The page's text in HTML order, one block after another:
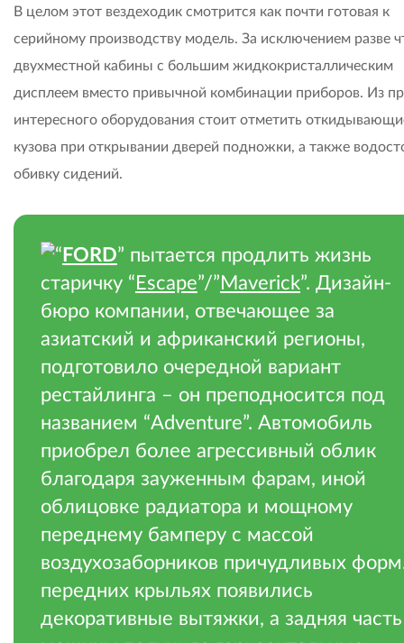
В целом этот вездеходик смотрится как почти готовая к
серийному производству модель. За исключением разве
двухместной кабины с большим жидкокристаллическим
дисплеем вместо привычной комбинации приборов. Из
интересного оборудования стоит отметить
кузова при открывании дверей подножки, а также
обивку сидений.
“ FORD” пытается продлить жизнь
старичку “Escape”/”Maverick”. Дизайн-
бюро компании, отвечающее за
азиатский и африканский регионы,
подготовило очередной вариант
рестайлинга – он преподносится под
названием “Adventure”. Автомобиль
приобрел более агрессивный облик
благодаря зауженным фарам, иной
облицовке радиатора и мощному
переднему бамперу с массой
воздухозаборников причудливых
передних крыльях появились
декоративные вытяжки, а задняя часть